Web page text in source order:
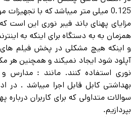
0.125 میلی متر میباشد که با
مزایای پهنای باند فیبر نوری این است
همزمان به به دستگاه برای اینکه به
و اینکه هیچ مشکلی در پخش فیلم های
آپلود شود ایجاد نمیکند و همچنین هر
نوری استفاده کنند. مانند : مدارس
بهداشتی کابل قابل اجرا میباشد . در
سوالات متداولی که برای کاربران درباره
بپردازیم.